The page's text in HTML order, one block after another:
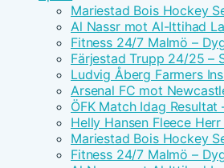
Mariestad Bois Hockey
Al Nassr mot Al-Ittihad
Fitness 24/7 Malmö –
Färjestad Trupp 24/25 –
Ludvig Åberg Farmers
Arsenal FC mot
ÖFK Match Idag
Helly Hansen Fleece
Mariestad Bois Hockey
Fitness 24/7 Malmö –